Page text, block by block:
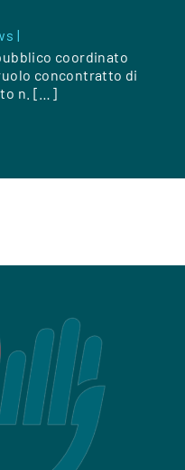
|
coordinato
concontratto di
n. […]